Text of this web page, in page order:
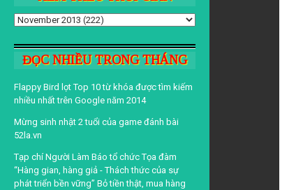
ĐỌC NHIỀU TRONG THÁNG
Flappy Bird lọt Top 10 từ khóa được tìm kiếm
nhiều nhất trên Google năm 2014
Mừng sinh nhật 2 tuổi của game đánh bài
52la.vn
Tạp chí Người Làm Báo tổ chức Tọa đàm
“Hàng gian, hàng giả - Thách thức của sự
phát triển bền vững” Bỏ tiền thật, mua hàng